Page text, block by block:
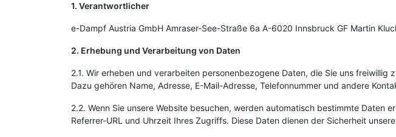
1. Verantwortlicher
e-Dampf Austria GmbH Amraser-See-Straße 6a A-6020 Innsbruck GF Martin
2. Erhebung und Verarbeitung von Daten
2.1. Wir erheben und verarbeiten personenbezogene Daten, die Sie uns
Dazu gehören Name, Adresse, E-Mail-Adresse, Telefonnummer und andere
2.2. Wenn Sie unsere Website besuchen, werden automatisch bestimmte
Referrer-URL und Uhrzeit Ihres Zugriffs. Diese Daten dienen der Sicherheit